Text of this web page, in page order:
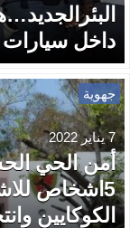
داخل سيارات
جهوية
7 يناير 2022
أمن الحي
5اشخاص
الكوكايين